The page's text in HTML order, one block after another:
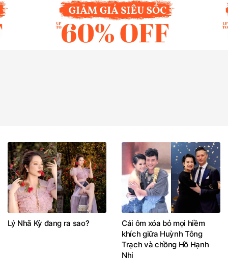
Lý Nhã Kỳ đang ra sao?
Cái ôm xóa bỏ mọi hiềm
khích giữa Huỳnh Tông
Trạch và chồng Hồ Hạnh
Nhi